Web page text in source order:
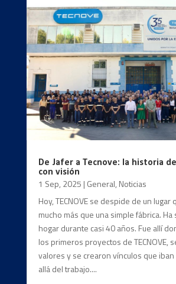
De Jafer a Tecnove: la historia
con visión
1 Sep, 2025 | General, Noticias
Hoy, TECNOVE se despide de un lugar
mucho más que una simple fábrica.
hogar durante casi 40 años. Fue allí
los primeros proyectos de TECNOVE,
valores y se crearon vínculos que iban
allá del trabajo....